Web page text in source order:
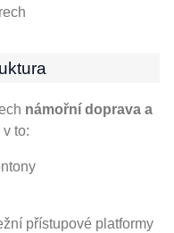
námořní doprava a
to:
přístupové platformy